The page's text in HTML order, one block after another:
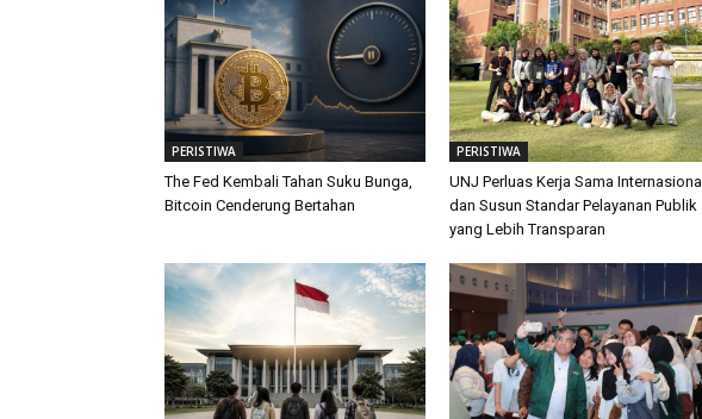
PERISTIWA
The Fed Kembali Tahan Suku Bunga,
Bitcoin Cenderung Bertahan
PERISTIWA
UNJ Perluas Kerja Sama Internasional
dan Susun Standar Pelayanan Publik
yang Lebih Transparan